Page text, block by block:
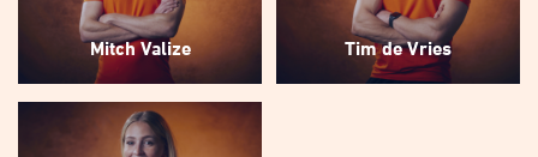
Mitch Valize Tim de Vries